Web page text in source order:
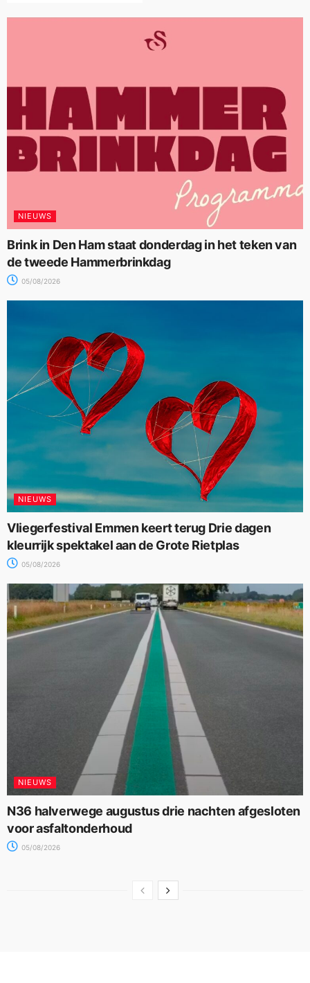
NIEUWS
Brink in Den Ham staat donderdag in het teken van
de tweede Hammerbrinkdag
05/08/2026
NIEUWS
Vliegerfestival Emmen keert terug Drie dagen
kleurrijk spektakel aan de Grote Rietplas
05/08/2026
NIEUWS
N36 halverwege augustus drie nachten afgesloten
voor asfaltonderhoud
05/08/2026